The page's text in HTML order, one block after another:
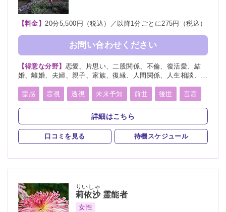
【料金】20分5,500円（税込）／以降1分ごとに275円（税込）
お問い合わせください
【得意な分野】 恋愛、片思い、二股関係、不倫、復活愛、結
婚、離婚、夫婦、親子、家族、復縁、人間関係、人生相談、出
康、金運、仕事、引越し、開運、教育、過去、浮気、総合運、
運勢、命名、改名
霊感 霊視 透視 未来予知 前世 後世 言霊
守護霊 背後霊 波動修正 霊符
スピリチュアルカウンセリング
詳細はこちら
口コミを見る 待機スケジュール
莉依沙
りいしゃ
霊能者
女性